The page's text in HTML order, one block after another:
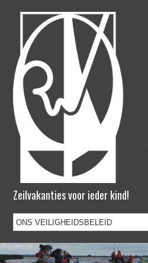
Zeilvakanties voor ieder kind!